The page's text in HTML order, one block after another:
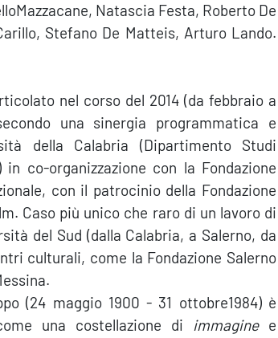
Natascia Festa, Roberto De
Stefano De Matteis, Arturo Lando.
nel corso del 2014 (da febbraio a
una sinergia programmatica e
della Calabria (Dipartimento Studi
co-organizzazione con la Fondazione
con il patrocinio della Fondazione
Caso più unico che raro di un lavoro di
del Sud (dalla Calabria, a Salerno, da
culturali, come la Fondazione Salerno
(24 maggio 1900 - 31 ottobre1984) è
una costellazione di immagine e